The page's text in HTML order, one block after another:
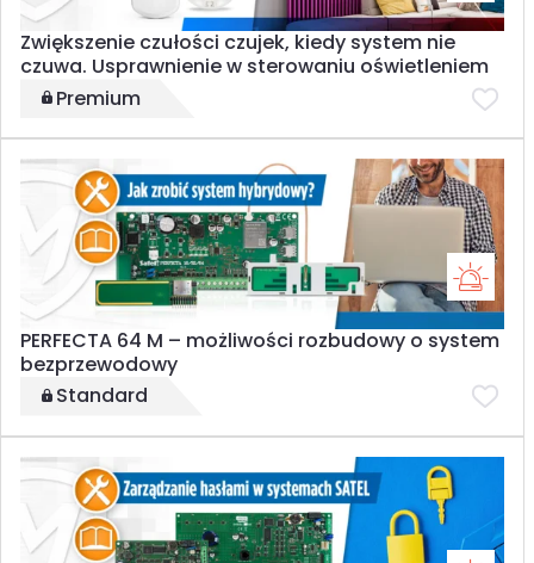
Zwiększenie czułości czujek, kiedy system nie
czuwa. Usprawnienie w sterowaniu oświetleniem
Premium
PERFECTA 64 M – możliwości rozbudowy o system
bezprzewodowy
Standard